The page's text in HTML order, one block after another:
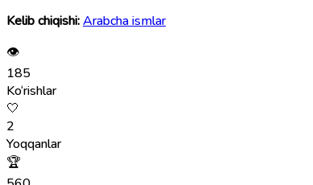
Kelib chiqishi:Arabcha ismlar
👁
185
Ko‘rishlar
🤍
2
Yoqqanlar
🏆